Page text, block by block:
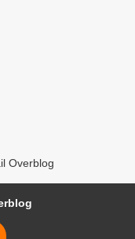
Overblog